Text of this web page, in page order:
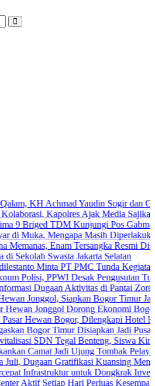
Yaudin Sogir dan Gus Sholeh
Ajak Media Sajikan Informasi
TDM Kunjungi Pos Gabma Temajuk
Mengapa Masih Diperlakukan Berbeda?
Enam Tersangka Resmi Diseret ke
Jakarta Selatan
PT PMC Tunda Kegiatan Demi
Desak Pengusutan Tuntas Kasus
Aktivitas di Pantai Zore, Bea
Siapkan Bogor Timur Jadi Pusat
Dorong Ekonomi Bogor Timur
Bogor, Dilengkapi Hotel Hewan dan
Timur Disiapkan Jadi Pusat
Tegal Benteng, Siswa Kini Belajar
Jadi Ujung Tombak Pelayanan
Gratifikasi Kuansing Menguat
untuk Dongkrak Investasi
Hari Perluas Kesempatan Kerja